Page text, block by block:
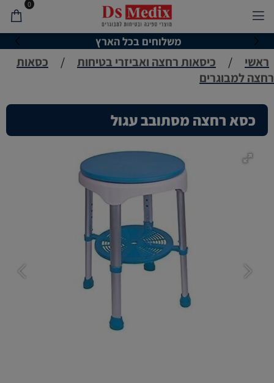
משלוחים בכל הארץ
0
ראשי / כיסאות רחצה ואביזרי בטיחות /
כסאות
רחצה למבוגרים
כסא רחצה מסתובב עגול